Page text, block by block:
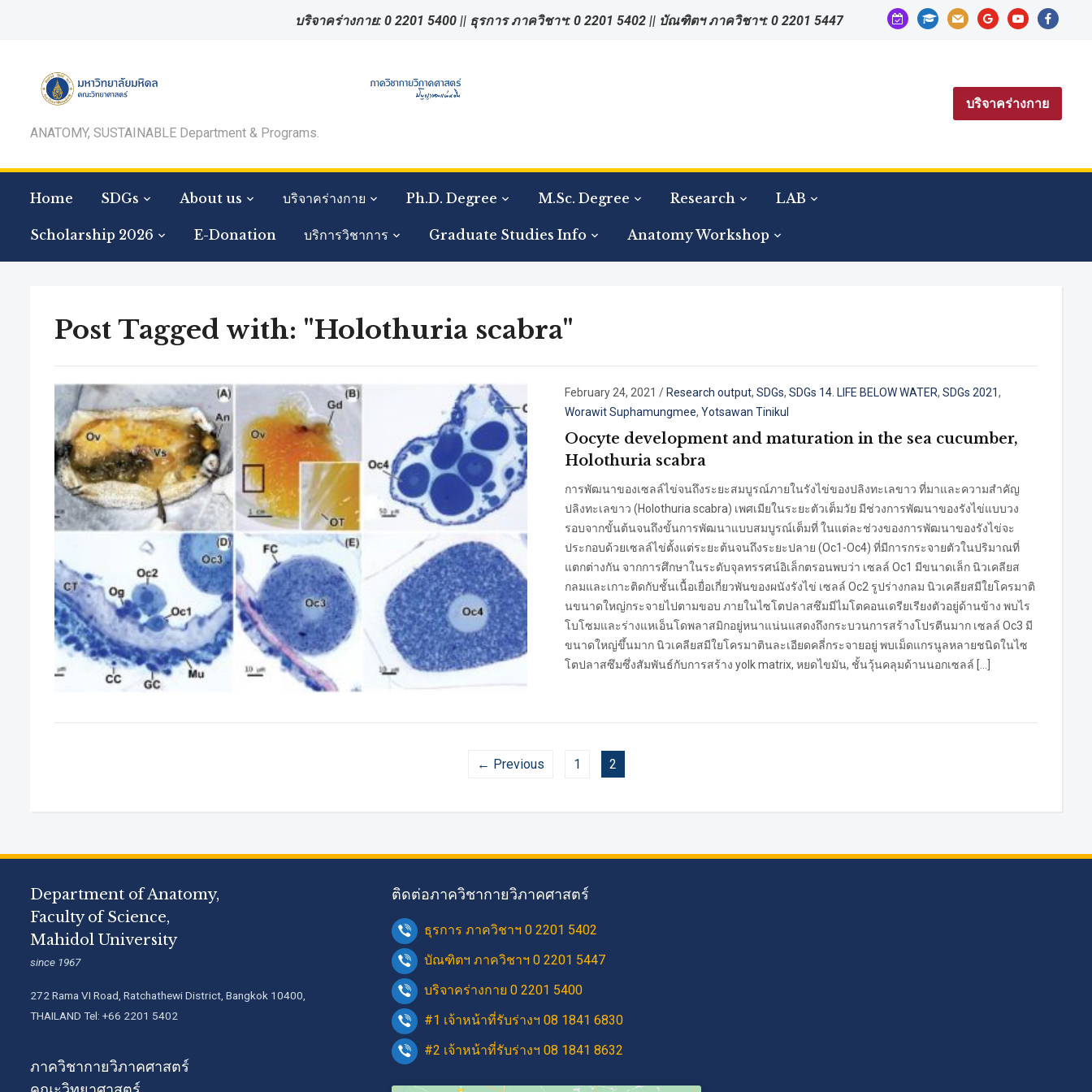
calendar-
check-
graduation-
cap
mail googleyoutubefacebook
บริจาคร่างกาย: 0 2201 5400 || ธุรการ ภาควิชาฯ: 0 2201 5402 || บัณฑิตฯ ภาควิชาฯ: 0 2201 5447
ANATOMY, SUSTAINABLE Department & Programs.
บริจาคร่างกาย
Home SDGs About us บริจาคร่างกาย Ph.D. Degree M.Sc. Degree Research LAB
Scholarship 2026 E-Donation บริการวิชาการ Graduate Studies Info Anatomy Workshop
Post Tagged with: "Holothuria scabra"
February 24, 2021 /Research output,SDGs,SDGs 14. LIFE BELOW WATER,SDGs 2021,
Worawit Suphamungmee,Yotsawan Tinikul
Oocyte development and maturation in the sea cucumber,
Holothuria scabra
การพัฒนาของเซลล์ไข่จนถึงระยะสมบูรณ์ภายในรังไข่ของปลิงทะเลขาว ที่มาและความสำคัญ
ปลิงทะเลขาว (Holothuria scabra) เพศเมียในระยะตัวเต็มวัย มีช่วงการพัฒนาของรังไข่แบบวง
รอบจากขั้นต้นจนถึงขั้นการพัฒนาแบบสมบูรณ์เต็มที่ ในแต่ละช่วงของการพัฒนาของรังไข่จะ
ประกอบด้วยเซลล์ไข่ตั้งแต่ระยะต้นจนถึงระยะปลาย (Oc1-Oc4) ที่มีการกระจายตัวในปริมาณที่
แตกต่างกัน จากการศึกษาในระดับจุลทรรศน์อิเล็กตรอนพบว่า เซลล์ Oc1 มีขนาดเล็ก นิวเคลียส
กลมและเกาะติดกับชั้นเนื้อเยื่อเกี่ยวพันของผนังรังไข่ เซลล์ Oc2 รูปร่างกลม นิวเคลียสมีใยโครมาติ
นขนาดใหญ่กระจายไปตามขอบ ภายในไซโตปลาสซึมมีไมโตคอนเดรียเรียงตัวอยู่ด้านข้าง พบไร
โบโซมและร่างแหเอ็นโดพลาสมิกอยู่หนาแน่นแสดงถึงกระบวนการสร้างโปรตีนมาก เซลล์ Oc3 มี
ขนาดใหญ่ขึ้นมาก นิวเคลียสมีใยโครมาตินละเอียดคลี่กระจายอยู่ พบเม็ดแกรนูลหลายชนิดในไซ
โตปลาสซึมซึ่งสัมพันธ์กับการสร้าง yolk matrix, หยดไขมัน, ชั้นวุ้นคลุมด้านนอกเซลล์ […]
← Previous 1 2
Department of Anatomy,
Faculty of Science,
Mahidol University
since 1967
272 Rama VI Road, Ratchathewi District, Bangkok 10400,
THAILAND Tel: +66 2201 5402
ภาควิชากายวิภาคศาสตร์
ติดต่อภาควิชากายวิภาคศาสตร์
ธุรการ ภาควิชาฯ 0 2201 5402
บัณฑิตฯ ภาควิชาฯ 0 2201 5447
บริจาคร่างกาย 0 2201 5400
#1 เจ้าหน้าที่รับร่างฯ 08 1841 6830
#2 เจ้าหน้าที่รับร่างฯ 08 1841 8632